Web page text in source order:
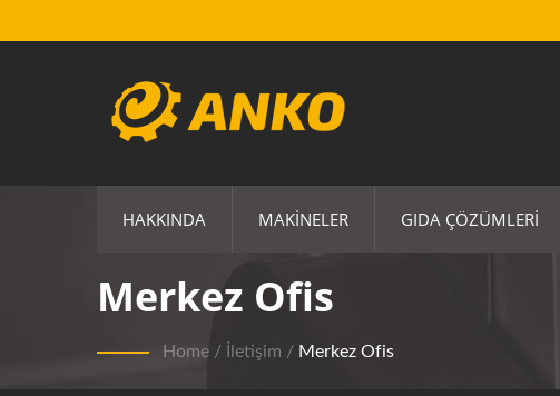
HAKKINDA MAKINELER GIDA ÇÖZÜMLERI
Merkez Ofis
Home / İletişim / Merkez Ofis